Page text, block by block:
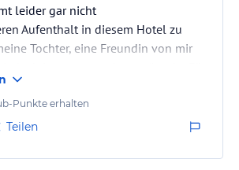
leider gar nicht
Aufenthalt in diesem Hotel zu
Tochter, eine Freundin von mir
hatten wir deutlich mehr Qualität
wir leider als unfreundlich
keinen richtigen Kleiderschrank,
Punkte erhalten
Teilen